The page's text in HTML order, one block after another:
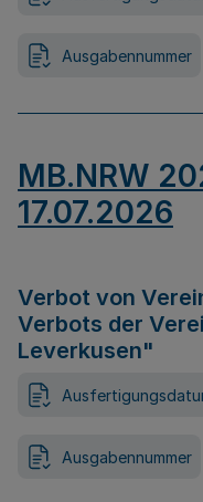
Ausgabennummer
MB.NRW
17.07.2026
Verbot von
Verbots der
Leverkusen"
Ausgabennummer